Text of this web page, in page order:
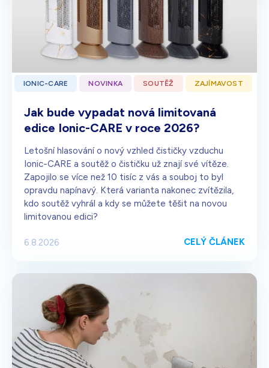
IONIC-CARE NOVINKA SOUTĚŽ ZAJÍMAVOST
Jak bude vypadat nová limitovaná
edice Ionic-CARE v roce 2026?
Letošní hlasování o nový vzhled čističky vzduchu
Ionic-CARE a soutěž o čističku už znají své vítěze.
Zapojilo se více než 10 tisíc z vás a souboj to byl
opravdu napínavý. Která varianta nakonec zvítězila,
kdo soutěž vyhrál a kdy se můžete těšit na novou
limitovanou edici?
6.8.2026 CELÝ ČLÁNEK